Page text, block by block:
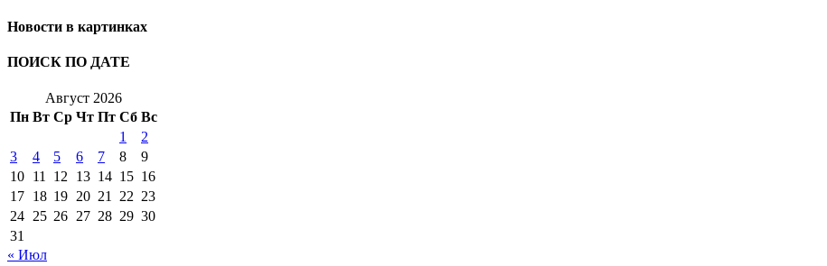
Новости в картинках
ПОИСК ПО ДАТЕ
Август 2026
Пн Вт Ср Чт Пт Сб Вс
1
2
3
4 5 6 7 8
9
10 11 12 13 14 15 16
17 18 19 20 21 22 23
24 25 26 27 28 29 30
31
« Июл